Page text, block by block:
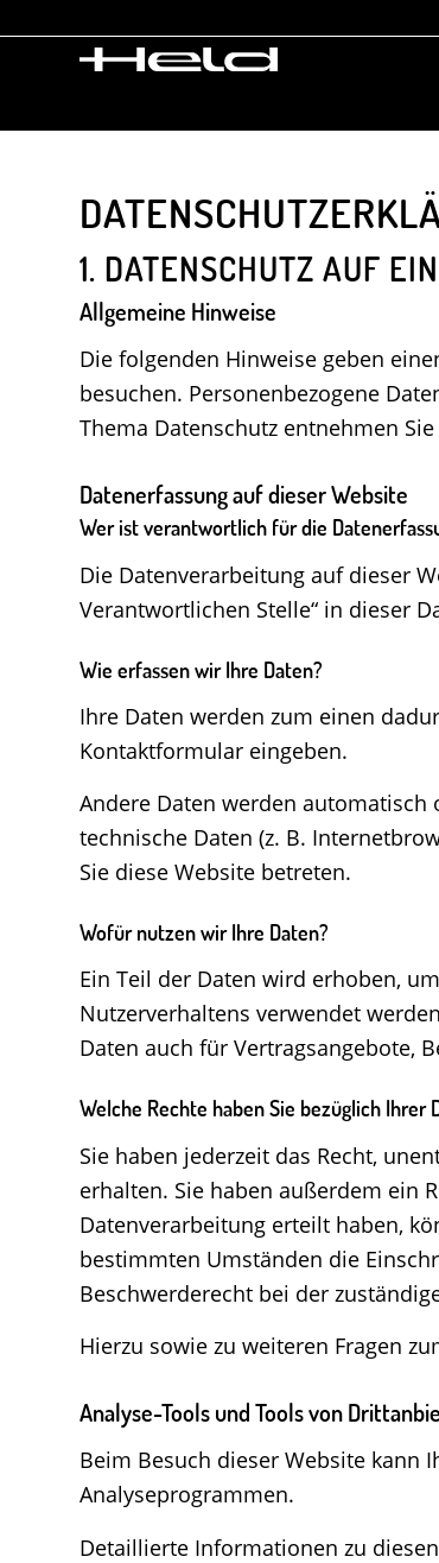
1. DATENSCHUTZ AUF
Allgemeine Hinweise
Die folgenden Hinweise geben
besuchen. Personenbezogene
Thema Datenschutz entnehmen
Datenerfassung auf dieser Website
Wer ist verantwortlich für die
Die Datenverarbeitung auf dieser
Verantwortlichen Stelle“ in dieser
Wie erfassen wir Ihre Daten?
Ihre Daten werden zum einen
Kontaktformular eingeben.
Andere Daten werden automatisch
technische Daten (z. B.
Sie diese Website betreten.
Wofür nutzen wir Ihre Daten?
Ein Teil der Daten wird erhoben,
Nutzerverhaltens verwendet
Daten auch für Vertragsangebote,
Welche Rechte haben Sie bezüglich Ihrer
Sie haben jederzeit das Recht,
erhalten. Sie haben außerdem ein
Datenverarbeitung erteilt haben,
bestimmten Umständen die
Beschwerderecht bei der
Hierzu sowie zu weiteren Fragen
Analyse-Tools und Tools von
Beim Besuch dieser Website kann
Analyseprogrammen.
Detaillierte Informationen zu